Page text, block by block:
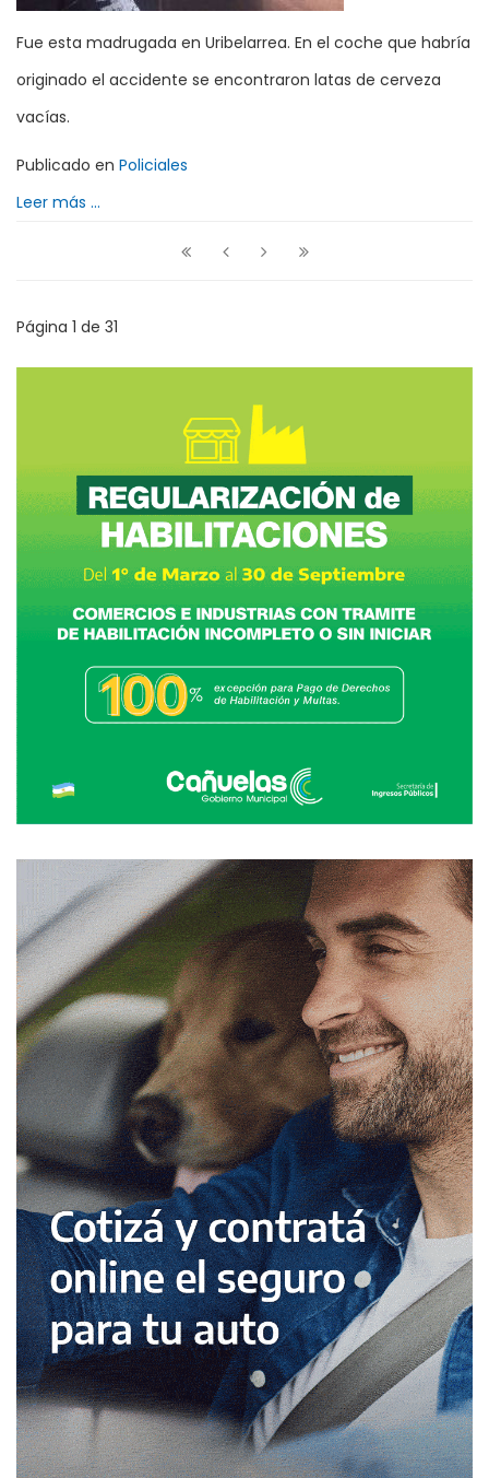
Fue esta madrugada en Uribelarrea. En el coche que habría
originado el accidente se encontraron latas de cerveza
vacías.
Publicado en Policiales
Leer más ...
Página 1 de 31